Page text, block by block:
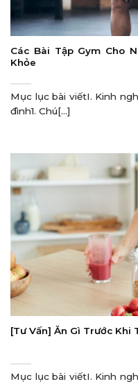
Các Bài Tập Gym Cho
Khỏe
Mục lục bài viếtI. Kinh
đình1. Chú[...]
[Tư Vấn] Ăn Gì Trước Khi
Mục lục bài viếtI. Kinh